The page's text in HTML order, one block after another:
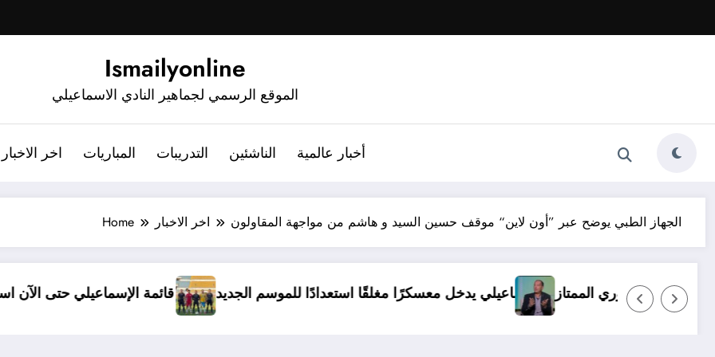
Ismailyonline
الموقع الرسمي لجماهير النادي الاسماعيلي
اخر الاخبار المباريات التدريبات الناشئين أخبار عالمية
Home اخر الاخبار الجهاز الطبي يوضح عبر ”أون لاين“ موقف حسين السيد و هاشم من مواجهة المقاولون
قائمة الإسماعيلي يدخل معسكرًا مغلقًا استعدادًا للموسم الجديد ظروف.. ولا بديل عن العودة للدوري الممتاز